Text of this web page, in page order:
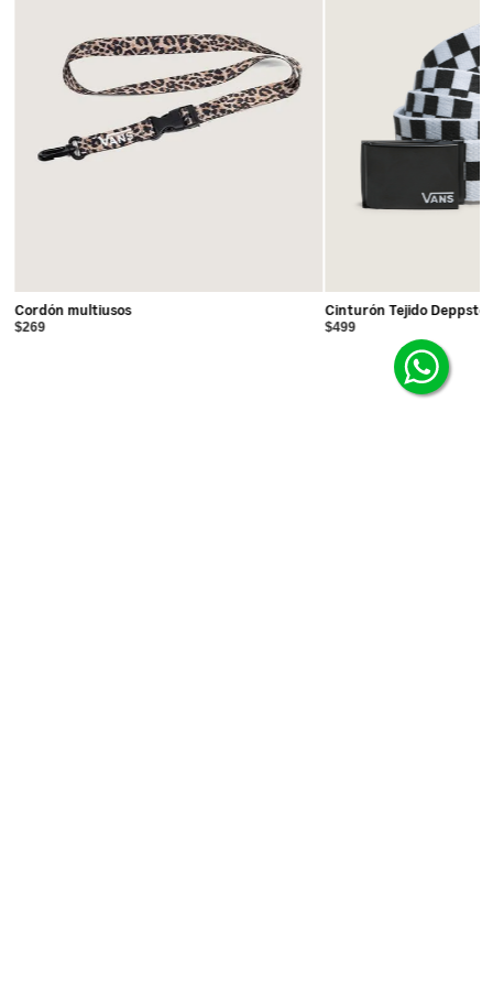
Cordón multiusos
$269
Cinturón Tejido Deppster
$499